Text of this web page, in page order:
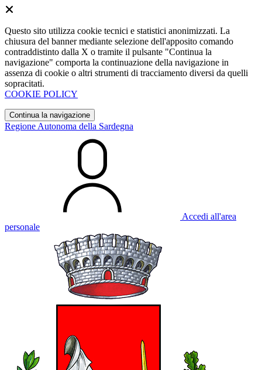
Questo sito utilizza cookie tecnici e statistici anonimizzati. La
chiusura del banner mediante selezione dell'apposito comando
contraddistinto dalla X o tramite il pulsante "Continua la
navigazione" comporta la continuazione della navigazione in
assenza di cookie o altri strumenti di tracciamento diversi da quelli
sopracitati.
COOKIE POLICY
Continua la navigazione
Regione Autonoma della Sardegna
Accedi all'area
personale